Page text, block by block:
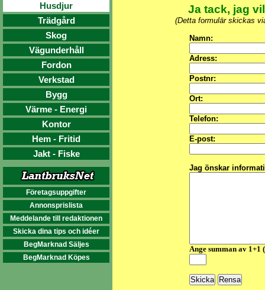
Husdjur
Trädgård
Skog
Vägunderhåll
Fordon
Verkstad
Bygg
Värme - Energi
Kontor
Hem - Fritid
Jakt - Fiske
Företagsuppgifter
Annonsprislista
Meddelande till redaktionen
Skicka dina tips och idéer
BegMarknad Säljes
BegMarknad Köpes
Ja tack, jag
(Detta formulär skickas
Namn:
Adress:
Postnr:
Ort:
Telefon:
E-post:
Jag önskar
Ange summan av 1+1